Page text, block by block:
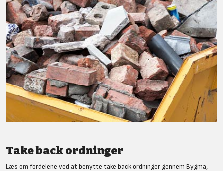
Take back ordninger
Læs om fordelene ved at benytte take back ordninger gennem Bygma,